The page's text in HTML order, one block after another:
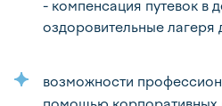
- компенсация путевок в
оздоровительные лагеря
возможности